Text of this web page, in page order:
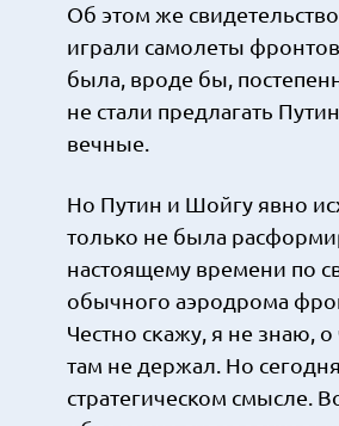
Об этом же
играли самолеты
была, вроде бы,
не стали предлагать
вечные.
Но Путин и Шойгу явно
только не была
настоящему времени по
обычного аэродрома
Честно скажу, я не знаю,
там не держал. Но
стратегическом смысле.